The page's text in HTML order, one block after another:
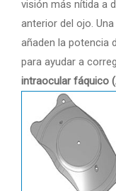
visión más nítida a
anterior del ojo.
añaden la potencia
para ayudar a
intraocular fáquico